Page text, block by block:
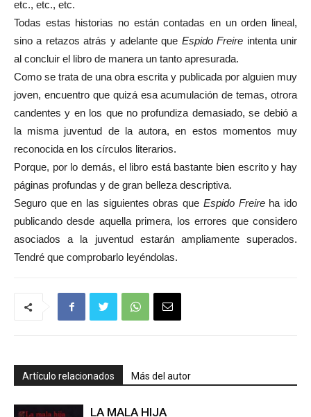
etc., etc., etc.
Todas estas historias no están contadas en un orden lineal,
sino a retazos atrás y adelante que Espido Freire intenta unir
al concluir el libro de manera un tanto apresurada.
Como se trata de una obra escrita y publicada por alguien muy
joven, encuentro que quizá esa acumulación de temas, otrora
candentes y en los que no profundiza demasiado, se debió a
la misma juventud de la autora, en estos momentos muy
reconocida en los círculos literarios.
Porque, por lo demás, el libro está bastante bien escrito y hay
páginas profundas y de gran belleza descriptiva.
Seguro que en las siguientes obras que Espido Freireha ido
publicando desde aquella primera, los errores que considero
asociados a la juventud estarán ampliamente superados.
Tendré que comprobarlo leyéndolas.
Artículo relacionados Más del autor
LA MALA HIJA